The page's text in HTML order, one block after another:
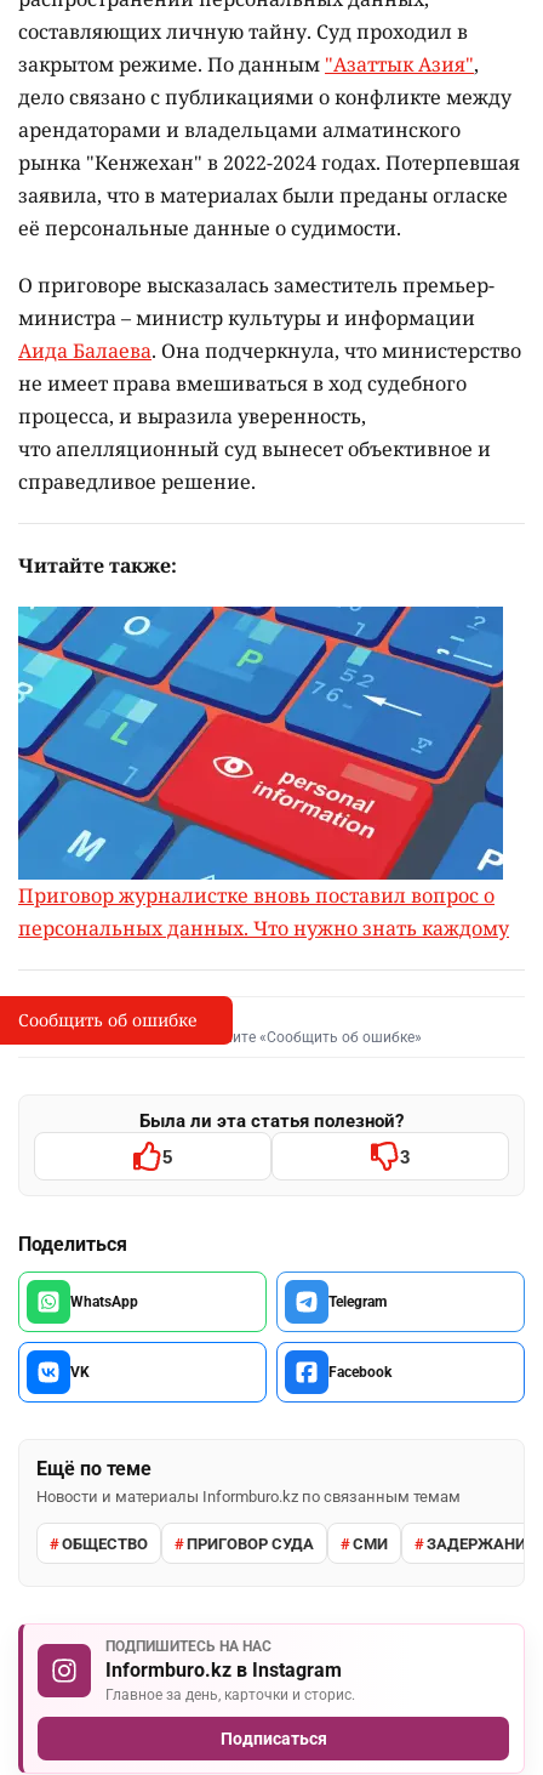
составляющих личную тайну. Суд проходил в
закрытом режиме. По данным "Азаттык Азия",
дело связано с публикациями о конфликте между
арендаторами и владельцами алматинского
рынка "Кенжехан" в 2022-2024 годах. Потерпевшая
заявила, что в материалах были преданы огласке
её персональные данные о судимости.
О приговоре высказалась заместитель премьер-
министра – министр культуры и информации
Аида Балаева. Она подчеркнула, что министерство
не имеет права вмешиваться в ход судебного
процесса, и выразила уверенность,
что апелляционный суд вынесет объективное и
справедливое решение.
Читайте также:
Приговор журналистке вновь поставил вопрос о
персональных данных. Что нужно знать каждому
I
Сообщить об опечатке
Выделите фрагмент и нажмите «Сообщить об ошибке»
Была ли эта статья полезной?
5 3
Поделиться
WhatsApp Telegram
VK Facebook
Ещё по теме
Новости и материалы Informburo.kz по связанным темам
ОБЩЕСТВО ПРИГОВОР СУДА СМИ ЗАДЕРЖАНИЕ
ПОДПИШИТЕСЬ НА НАС
Informburo.kz в Instagram
Главное за день, карточки и сторис.
Подписаться
Сообщить об ошибке